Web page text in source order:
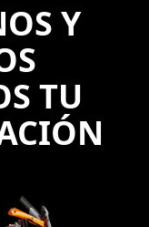
Y
TU